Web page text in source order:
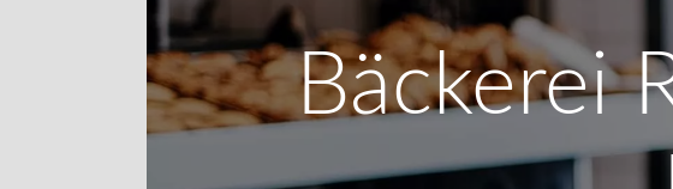
Bäckerei